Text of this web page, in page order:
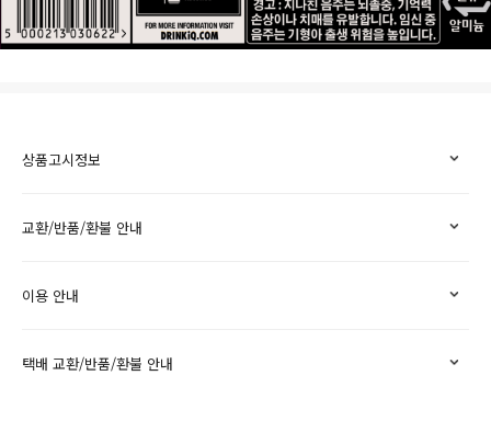
상품고시정보
교환/반품/환불 안내
이용 안내
택배 교환/반품/환불 안내